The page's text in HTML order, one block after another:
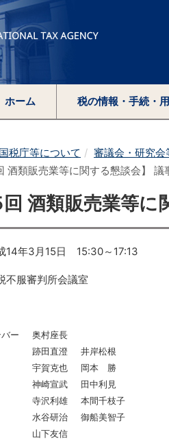
ホーム 税の情報・手続・
国税庁等について
審議会・研究会
酒類販売業等に関する懇談会】 議
回 酒類販売業等に
14年3月15日 15:30～17:13
不服審判所会議室
ー
奥村座長
跡田直澄
井岸松根
宇賀克也
岡本 勝
神崎宣武
田中利見
寺沢利雄
本間千枝子
水谷研治
御船美智子
山下友信